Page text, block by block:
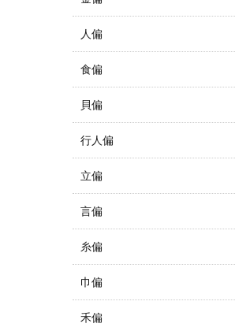
人偏
食偏
貝偏
行人偏
立偏
言偏
糸偏
巾偏
禾偏